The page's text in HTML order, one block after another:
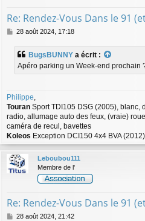
Re: Rendez-Vous Dans le 91
M
s
g
28 août 2024, 17:18
BugsBUNNY a écrit :
Apéro parking un Week-end prochain
Philippe,
Touran Sport TDI105 DSG (2005), blanc,
radio, allumage auto des feux, (vraie)
caméra de recul, bavettes
Koleos Exception DCI150 4x4 BVA (2012)
Leboubou111
Membre de l'
Re: Rendez-Vous Dans le 91
M
28 août 2024, 21:42